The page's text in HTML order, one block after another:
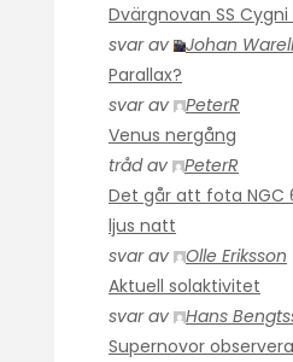
Dvärgnovan SS
svar av
Johan Warell
Parallax?
svar av
PeterR
Venus nergång
tråd av
PeterR
Det går att fota NGC
ljus natt
svar av
Olle Eriksson
Aktuell solaktivitet
svar av
Hans
Supernovor